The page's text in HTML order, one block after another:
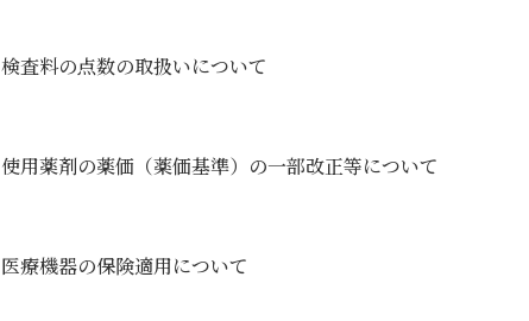
検査料の点数の取扱いについて
使用薬剤の薬価（薬価基準）の一部改正等について
医療機器の保険適用について